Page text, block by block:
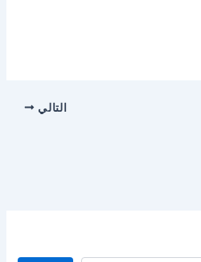
التالي